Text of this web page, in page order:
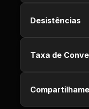
Desistências
Taxa de